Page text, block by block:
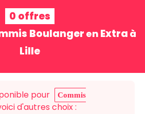
0 offres
Boulanger en Extra à
Lille
pour
Commis
d'autres choix :